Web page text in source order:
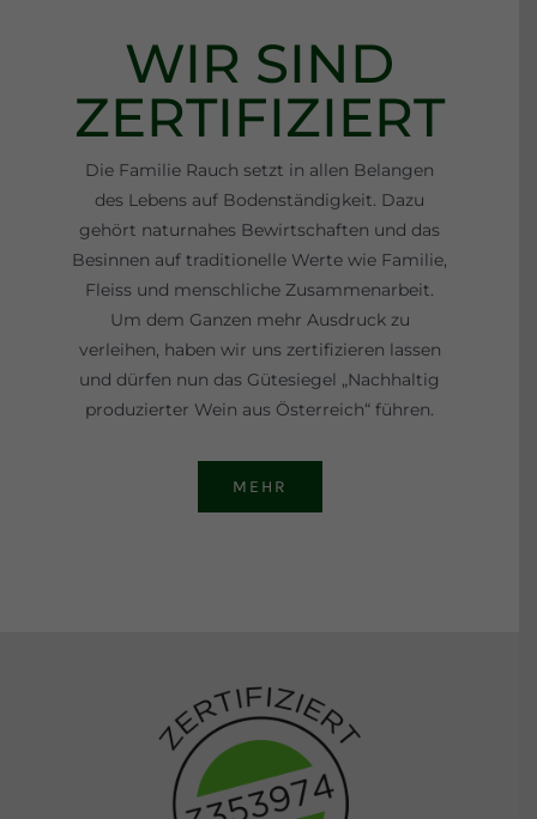
WIR SIND
ZERTIFIZIERT
Die Familie Rauch setzt in allen Belangen
des Lebens auf Bodenständigkeit. Dazu
gehört naturnahes Bewirtschaften und das
Besinnen auf traditionelle Werte wie Familie,
Fleiss und menschliche Zusammenarbeit.
Um dem Ganzen mehr Ausdruck zu
verleihen, haben wir uns zertifizieren lassen
und dürfen nun das Gütesiegel „Nachhaltig
produzierter Wein aus Österreich“ führen.
MEHR